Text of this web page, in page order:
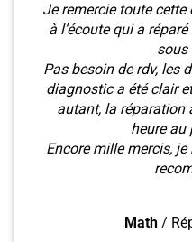
Je remercie toute cette
à l’écoute qui a
sous
Pas besoin de rdv, les
diagnostic a été clair
autant, la réparation
heure au
Encore mille mercis,
Math /